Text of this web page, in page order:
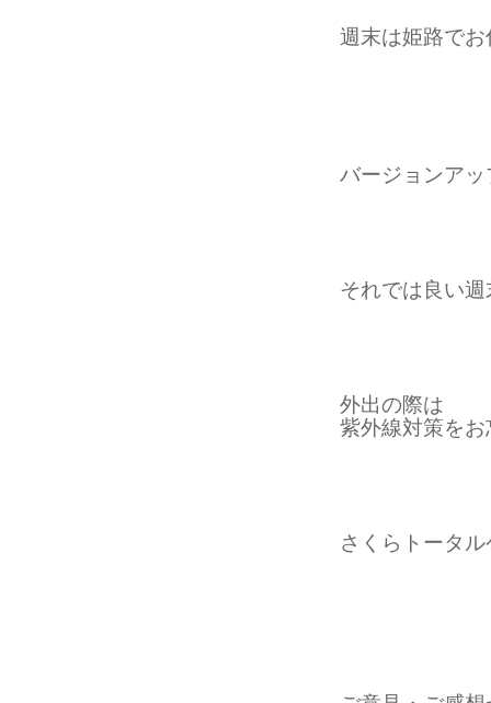
週末は姫路で
バージョンア
それでは良い週
外出の際は
紫外線対策を
さくらトータ